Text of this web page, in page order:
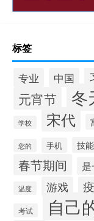
标签
专业 中国
元宵节 冬
学校 宋代
您的 手机 技能
春节期间
温度 游戏
考试 自己